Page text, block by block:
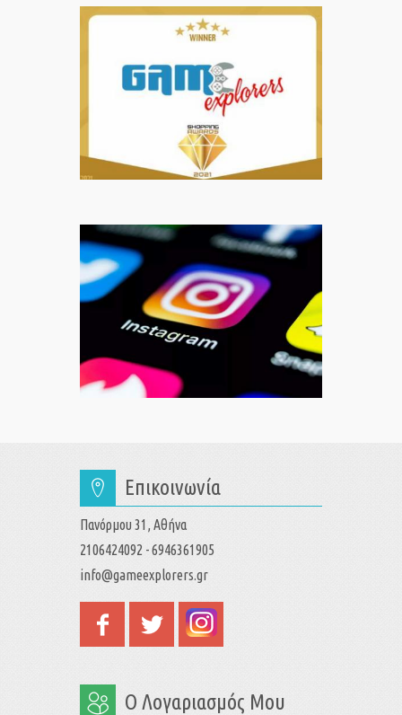
Επικοινωνία
Πανόρμου 31, Αθήνα
2106424092 - 6946361905
info@gameexplorers.gr
Ο Λογαριασμός Μου